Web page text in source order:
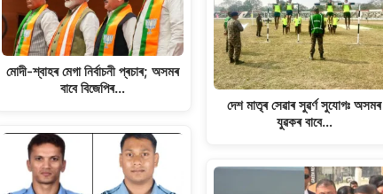
মোদী-শ্বাহৰ মেগা নিৰ্বাচনী প্ৰচাৰ; অসমৰ
বাবে বিজেপিৰ…
দেশ মাতৃৰ সেৱাৰ সুৱৰ্ণ সুযোগঃ অসমৰ
যুৱকৰ বাবে…